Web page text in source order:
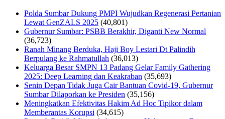
Polda Sumbar Dukung PMPI Wujudkan Regenerasi Pertanian
Lewat GenZALS 2025 (40,801)
Gubernur Sumbar: PSBB Berakhir, Diganti New Normal
(36,723)
Ranah Minang Berduka, Haji Boy Lestari Dt Palindih
Berpulang ke Rahmatullah (36,013)
Keluarga Besar SMPN 13 Padang Gelar Family Gathering
2025: Deep Learning dan Keakraban (35,693)
Senin Depan Tidak Juga Cair Bantuan Covid-19, Gubernur
Sumbar Dilaporkan ke Presiden (35,156)
Meningkatkan Efektivitas Hakim Ad Hoc Tipikor dalam
Memberantas Korupsi (34,615)